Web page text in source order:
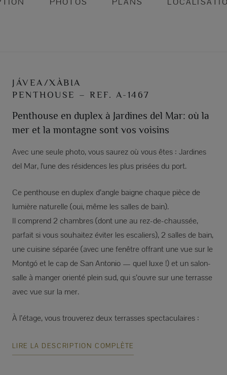
JÁVEA/XÀBIA
PENTHOUSE – REF. A-1467
Penthouse en duplex à Jardines del Mar: où la
mer et la montagne sont vos voisins
Avec une seule photo, vous saurez où vous êtes : Jardines
del Mar, l'une des résidences les plus prisées du port.
Ce penthouse en duplex d’angle baigne chaque pièce de
lumière naturelle (oui, même les salles de bain).
Il comprend 2 chambres (dont une au rez-de-chaussée,
parfait si vous souhaitez éviter les escaliers), 2 salles de bain,
une cuisine séparée (avec une fenêtre offrant une vue sur le
Montgó et le cap de San Antonio — quel luxe !) et un salon-
salle à manger orienté plein sud, qui s’ouvre sur une terrasse
avec vue sur la mer.
À l’étage, vous trouverez deux terrasses spectaculaires :
LIRE LA DESCRIPTION COMPLÈTE